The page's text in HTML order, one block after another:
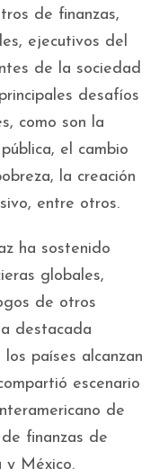
de finanzas,
ejecutivos del
de la sociedad
desafíos
como son la
el cambio
la creación
entre otros.
ha sostenido
globales,
de otros
destacada
países alcanzan
escenario
de
finanzas de
y México.